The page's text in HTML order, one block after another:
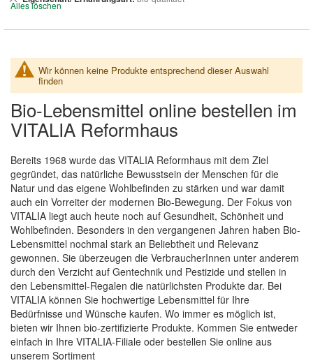
Wir können keine Produkte entsprechend dieser Auswahl
finden
Bio-Lebensmittel online bestellen im
VITALIA Reformhaus
Bereits 1968 wurde das VITALIA Reformhaus mit dem Ziel
gegründet, das natürliche Bewusstsein der Menschen für die
Natur und das eigene Wohlbefinden zu stärken und war damit
auch ein Vorreiter der modernen Bio-Bewegung. Der Fokus von
VITALIA liegt auch heute noch auf Gesundheit, Schönheit und
Wohlbefinden. Besonders in den vergangenen Jahren haben Bio-
Lebensmittel nochmal stark an Beliebtheit und Relevanz
gewonnen. Sie überzeugen die VerbraucherInnen unter anderem
durch den Verzicht auf Gentechnik und Pestizide und stellen in
den Lebensmittel-Regalen die natürlichsten Produkte dar. Bei
VITALIA können Sie hochwertige Lebensmittel für Ihre
Bedürfnisse und Wünsche kaufen. Wo immer es möglich ist,
bieten wir Ihnen bio-zertifizierte Produkte. Kommen Sie entweder
einfach in Ihre VITALIA-Filiale oder bestellen Sie online aus
unserem Sortiment
entfernen
Alles löschen